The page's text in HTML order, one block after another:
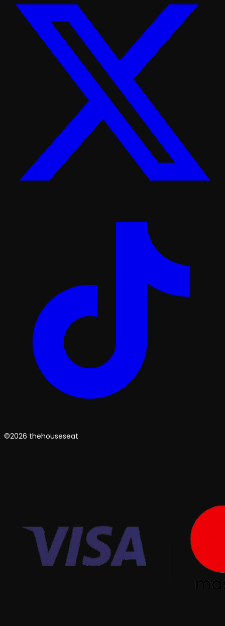
©2026 thehouseseat